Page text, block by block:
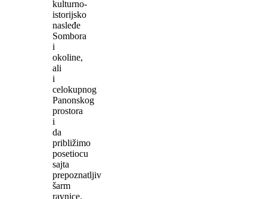
kulturno-
istorijsko
nasleđe
Sombora
i
okoline,
ali
i
celokupnog
Panonskog
prostora
i
da
približimo
posetiocu
sajta
prepoznatljiv
šarm
ravnice,